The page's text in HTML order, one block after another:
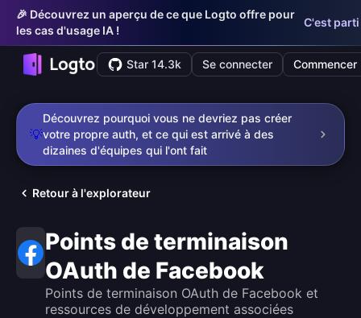
🎉 Découvrez un aperçu de ce que Logto offre pour
les cas d'usage IA !
C'est parti
Star 14.3k Se connecter Commencer
💡
Découvrez pourquoi vous ne devriez pas créer
votre propre auth, et ce qui est arrivé à des
dizaines d'équipes qui l'ont fait
Retour à l'explorateur
Points de terminaison
OAuth de Facebook
Points de terminaison OAuth de Facebook et
ressources de développement associées